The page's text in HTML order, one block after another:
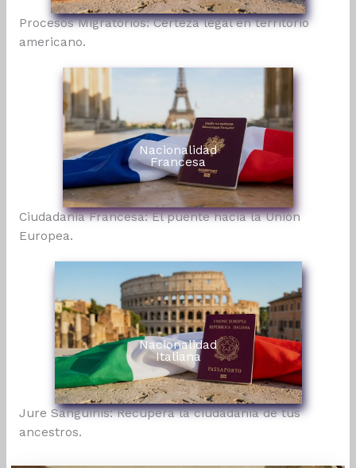
Procesos Migratorios: Certeza legal en territorio
americano.
Nacionalidad
Francesa
Ciudadanía Francesa: El puente hacia la Unión
Europea.
Nacionalidad
Italiana
Jure Sanguinis: Recupera la ciudadanía de tus
ancestros.